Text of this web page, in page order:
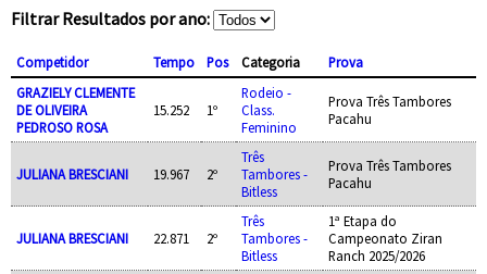
Filtrar Resultados por ano:
Competidor Tempo Pos Categoria
Prova
GRAZIELY CLEMENTE
DE OLIVEIRA
PEDROSO ROSA
15.252 1º
Rodeio -
Class.
Feminino
Prova Três Tambores
Pacahu
JULIANA BRESCIANI 19.967 2º
Três
Tambores -
Bitless
Prova Três Tambores
Pacahu
JULIANA BRESCIANI 22.871 2º
Três
Tambores -
Bitless
1ª Etapa do
Campeonato Ziran
Ranch 2025/2026